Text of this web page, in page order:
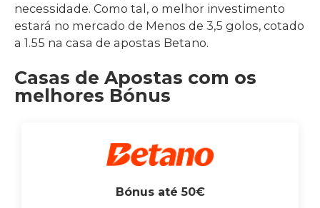
necessidade. Como tal, o melhor investimento
estará no mercado de Menos de 3,5 golos, cotado
a 1.55 na casa de apostas Betano.
Casas de Apostas com os
melhores Bónus
Bónus até 50€